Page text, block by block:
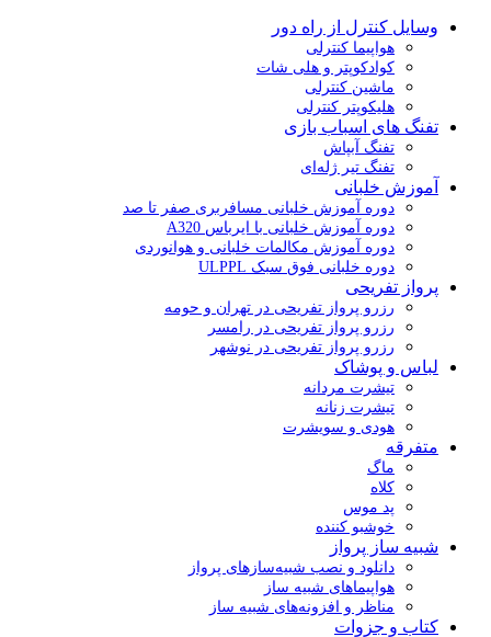
وسایل کنترل از راه دور
هواپیما کنترلی
کوادکوپتر و هلی شات
ماشین کنترلی
هلیکوپتر کنترلی
تفنگ های اسباب بازی
تفنگ آبپاش
تفنگ تیر ژله‌ای
آموزش خلبانی
دوره آموزش خلبانی مسافربری صفر تا صد
دوره آموزش خلبانی با ایرباس A320
دوره آموزش مکالمات خلبانی و هوانوردی
دوره خلبانی فوق سبک ULPPL
پرواز تفریحی
رزرو پرواز تفریحی در تهران و حومه
رزرو پرواز تفریحی در رامسر
رزرو پرواز تفریحی در نوشهر
لباس و پوشاک
تیشرت مردانه
تیشرت زنانه
هودی و سویشرت
متفرقه
ماگ
کلاه
پد موس
خوشبو کننده
شبیه ساز پرواز
دانلود و نصب شبیه‌سازهای پرواز
هواپیماهای شبیه ساز
مناظر و افزونه‌های شبیه ساز
کتاب و جزوات